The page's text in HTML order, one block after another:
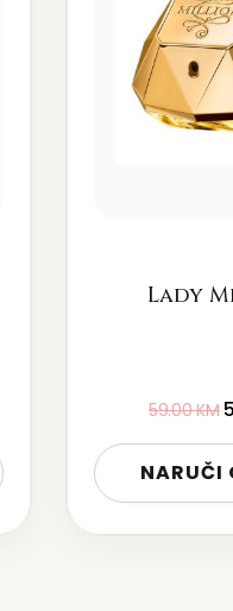
Lady
59.00KM
NARUČI